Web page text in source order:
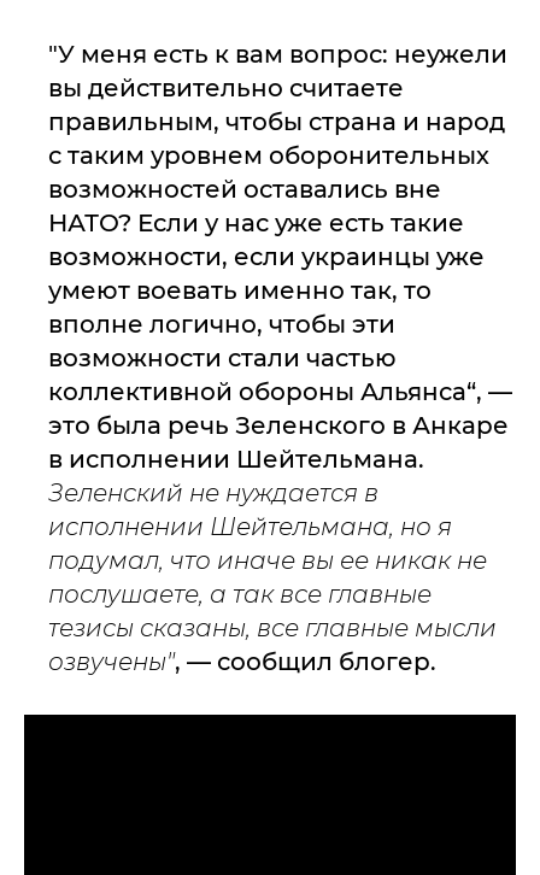
"У меня есть к вам вопрос: неужели
вы действительно считаете
правильным, чтобы страна и народ
с таким уровнем оборонительных
возможностей оставались вне
НАТО? Если у нас уже есть такие
возможности, если украинцы уже
умеют воевать именно так, то
вполне логично, чтобы эти
возможности стали частью
коллективной обороны Альянса“, —
это была речь Зеленского в Анкаре
в исполнении Шейтельмана.
Зеленский не нуждается в
исполнении Шейтельмана, но я
подумал, что иначе вы ее никак не
послушаете, а так все главные
тезисы сказаны, все главные мысли
озвучены", — сообщил блогер.